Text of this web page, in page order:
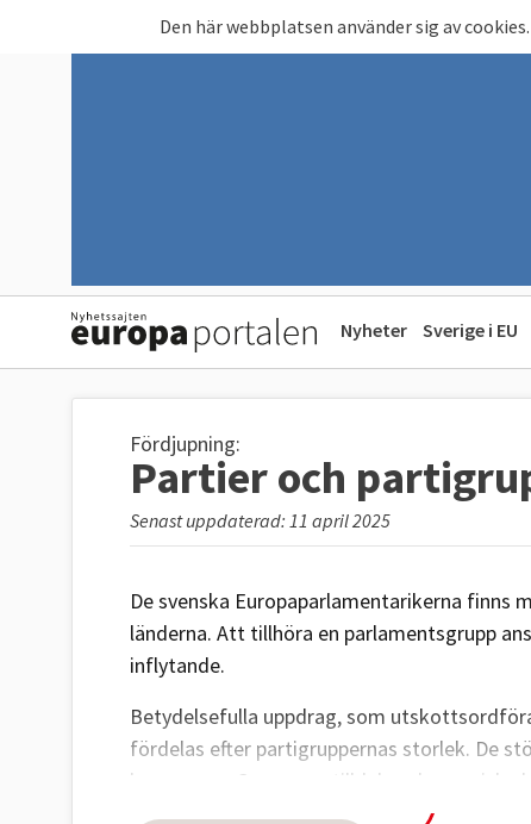
Den här webbplatsen använder sig av cookies.
Nyheter Sverige i EU
Fördjupning:
Partier och
Senast uppdaterad: 11 april 2025
De svenska Europaparlamentarikerna finns
länderna. Att tillhöra en parlamentsgrupp
inflytande.
Betydelsefulla uppdrag, som
fördelas efter partigruppernas storlek. De
kammaren. Grupperna tilldelas ekonomiska